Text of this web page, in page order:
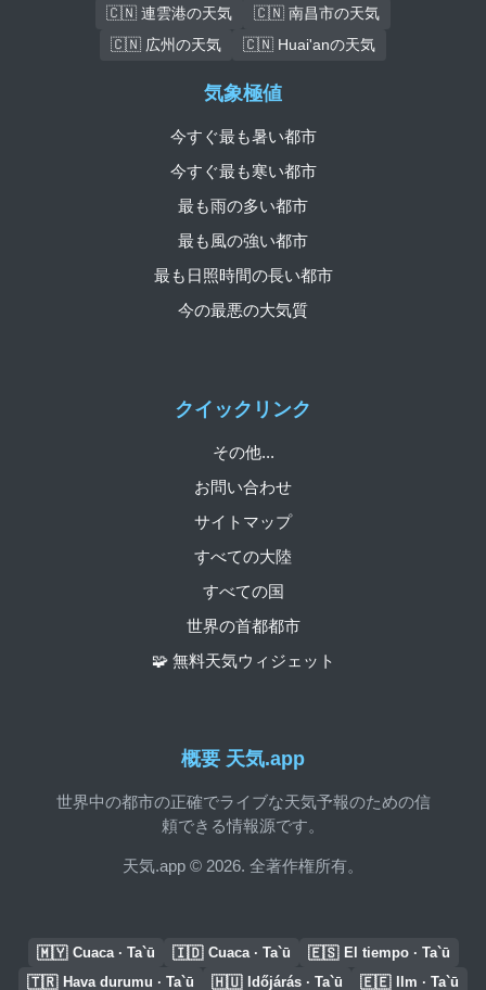
🇨🇳 連雲港の天気
🇨🇳 南昌市の天気
🇨🇳 広州の天気
🇨🇳 Huai'anの天気
概要 天気.app
世界中の都市の正確でライブな天気予報のための信
頼できる情報源です。
天気.app © 2026. 全著作権所有。
クイックリンク
その他...
お問い合わせ
サイトマップ
すべての大陸
すべての国
世界の首都都市
🧩 無料天気ウィジェット
気象極値
今すぐ最も暑い都市
今すぐ最も寒い都市
最も雨の多い都市
最も風の強い都市
最も日照時間の長い都市
今の最悪の大気質
🇲🇾 Cuaca · Ta`ū 🇮🇩 Cuaca · Ta`ū 🇪🇸 El tiempo · Ta`ū
🇹🇷 Hava durumu · Ta`ū 🇭🇺 Időjárás · Ta`ū 🇪🇪 Ilm · Ta`ū